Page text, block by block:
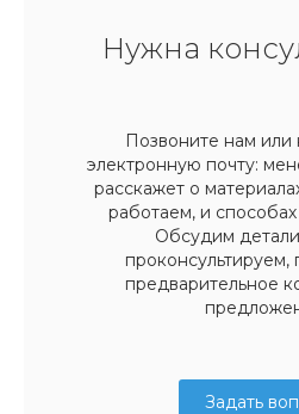
Нужна
Позвоните нам
электронную почту:
расскажет о
работаем, и
Обсудим
проконсультируем,
предварительное
Задать